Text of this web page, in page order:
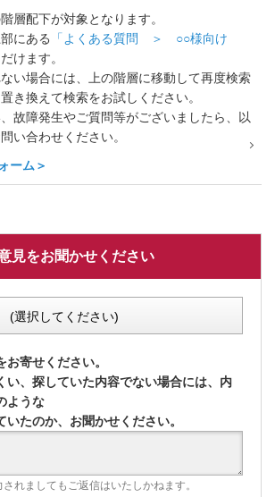
層配下が対象となります。
にある
「よくある質問 ＞ ○○様向け
けます。
い場合には、上の階層に移動して再度検索
き換えて検索をお試しください。
故障発生やご質問等がございましたら、以
い合わせください。
ーム＞
見をお聞かせください
(選択してください)
寄せください。
い、探していた内容でない場合には、内
ような
いたのか、お聞かせください。
れましてもご返信はいたしかねます。